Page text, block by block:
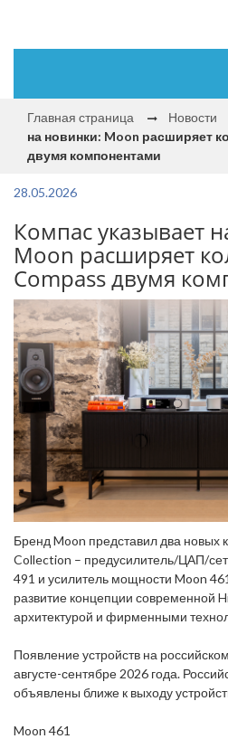
Главная страница Новости
на новинки: Moon расширяет
двумя компонентами
28.05.2026
Компас указывает
Moon расширяет
Compass двумя
Бренд Moon представил два новых
Collection – предусилитель/ЦАП/
491 и усилитель мощности Moon
развитие концепции современной
архитектурой и фирменными
Появление устройств на
августе-сентябре 2026 года.
объявлены ближе к выходу
Moon 461